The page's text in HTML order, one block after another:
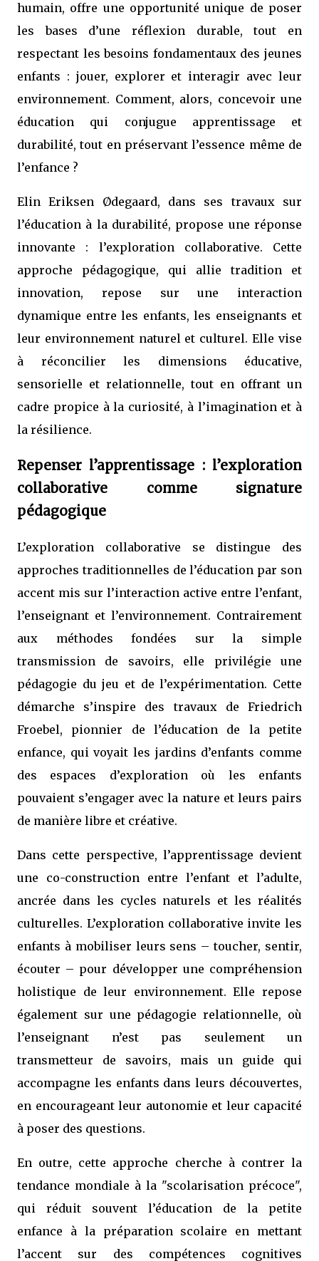
humain, offre une opportunité unique de poser
les bases d’une réflexion durable, tout en
respectant les besoins fondamentaux des jeunes
enfants : jouer, explorer et interagir avec leur
environnement. Comment, alors, concevoir une
éducation qui conjugue apprentissage et
durabilité, tout en préservant l’essence même de
l’enfance ?
Elin Eriksen Ødegaard, dans ses travaux sur
l’éducation à la durabilité, propose une réponse
innovante : l’exploration collaborative. Cette
approche pédagogique, qui allie tradition et
innovation, repose sur une interaction
dynamique entre les enfants, les enseignants et
leur environnement naturel et culturel. Elle vise
à réconcilier les dimensions éducative,
sensorielle et relationnelle, tout en offrant un
cadre propice à la curiosité, à l’imagination et à
la résilience.
Repenser l’apprentissage : l’exploration
collaborative comme signature
pédagogique
L’exploration collaborative se distingue des
approches traditionnelles de l’éducation par son
accent mis sur l’interaction active entre l’enfant,
l’enseignant et l’environnement. Contrairement
aux méthodes fondées sur la simple
transmission de savoirs, elle privilégie une
pédagogie du jeu et de l’expérimentation. Cette
démarche s’inspire des travaux de Friedrich
Froebel, pionnier de l’éducation de la petite
enfance, qui voyait les jardins d’enfants comme
des espaces d’exploration où les enfants
pouvaient s’engager avec la nature et leurs pairs
de manière libre et créative.
Dans cette perspective, l’apprentissage devient
une co-construction entre l’enfant et l’adulte,
ancrée dans les cycles naturels et les réalités
culturelles. L’exploration collaborative invite les
enfants à mobiliser leurs sens – toucher, sentir,
écouter – pour développer une compréhension
holistique de leur environnement. Elle repose
également sur une pédagogie relationnelle, où
l’enseignant n’est pas seulement un
transmetteur de savoirs, mais un guide qui
accompagne les enfants dans leurs découvertes,
en encourageant leur autonomie et leur capacité
à poser des questions.
En outre, cette approche cherche à contrer la
tendance mondiale à la "scolarisation précoce",
qui réduit souvent l’éducation de la petite
enfance à la préparation scolaire en mettant
l’accent sur des compétences cognitives